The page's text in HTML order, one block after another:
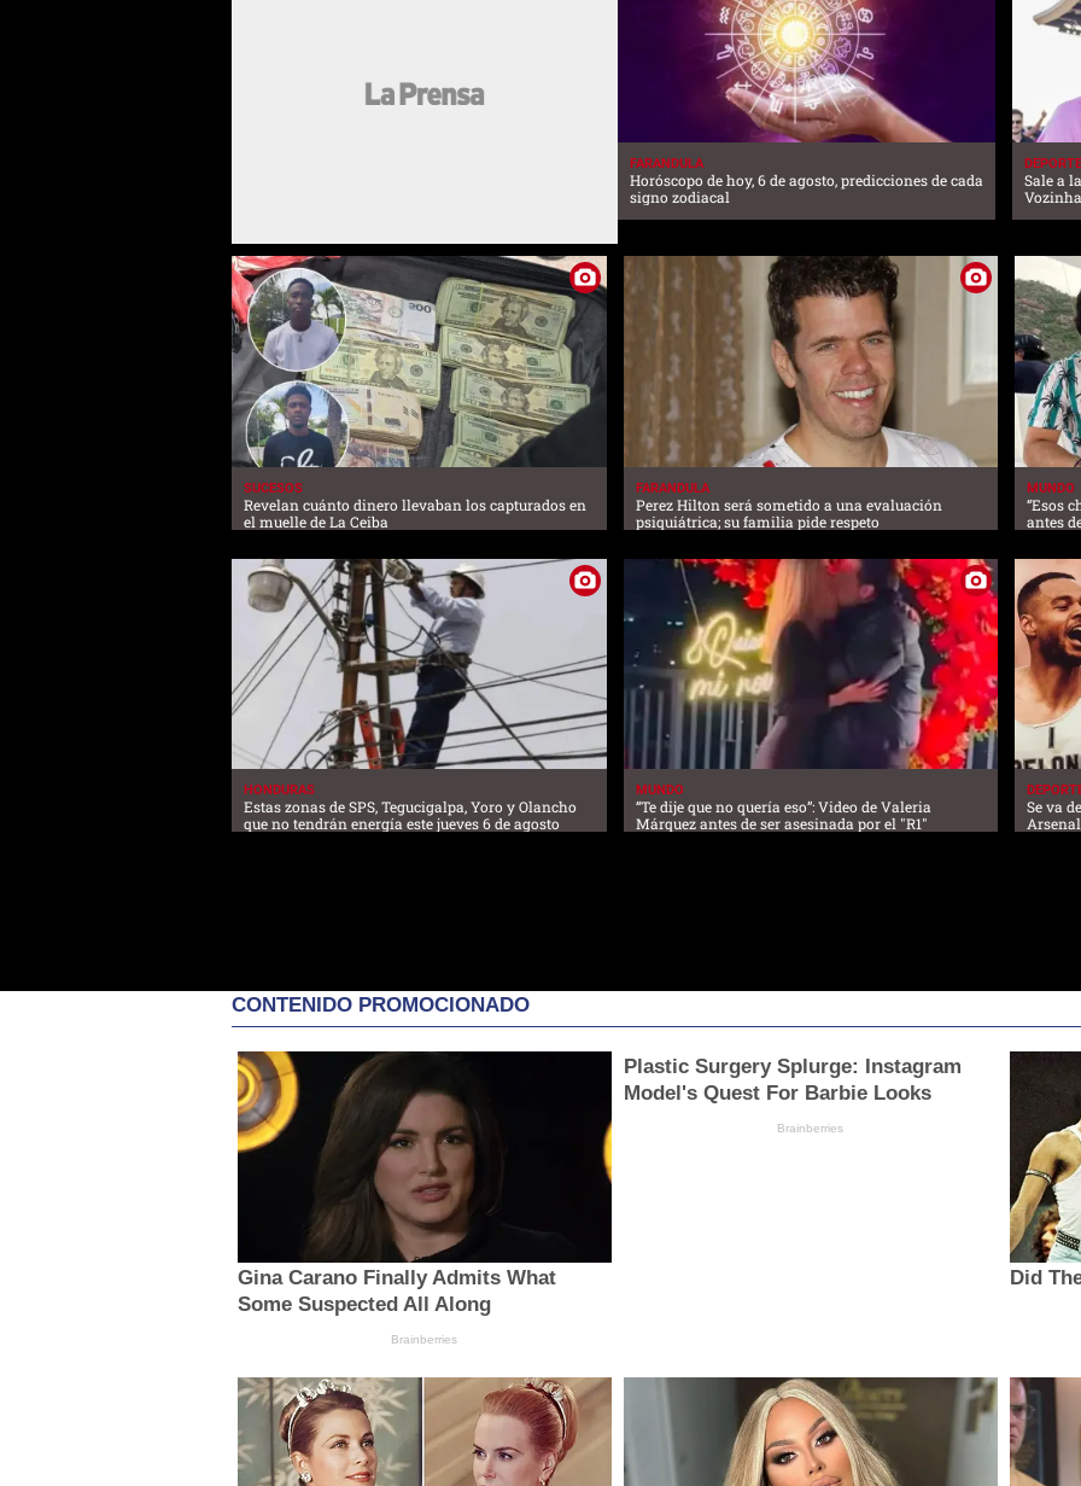
FARANDULA
Horóscopo de hoy, 6 de agosto, predicciones de cada
signo zodiacal
Sale a
SUCESOS
Revelan cuánto dinero llevaban los capturados en
el muelle de La Ceiba
FARANDULA
Perez Hilton será sometido a una evaluación
psiquiátrica; su familia pide respeto
MUNDO
“Esos
antes
HONDURAS
Estas zonas de SPS, Tegucigalpa, Yoro y Olancho
que no tendrán energía este jueves 6 de agosto
MUNDO
“Te dije que no quería eso”: Video de Valeria
Márquez antes de ser asesinada por el "R1"
Se va
CONTENIDO PROMOCIONADO
Gina Carano Finally Admits What
Some Suspected All Along
Brainberries
Plastic Surgery Splurge: Instagram
Model's Quest For Barbie Looks
Brainberries
Did